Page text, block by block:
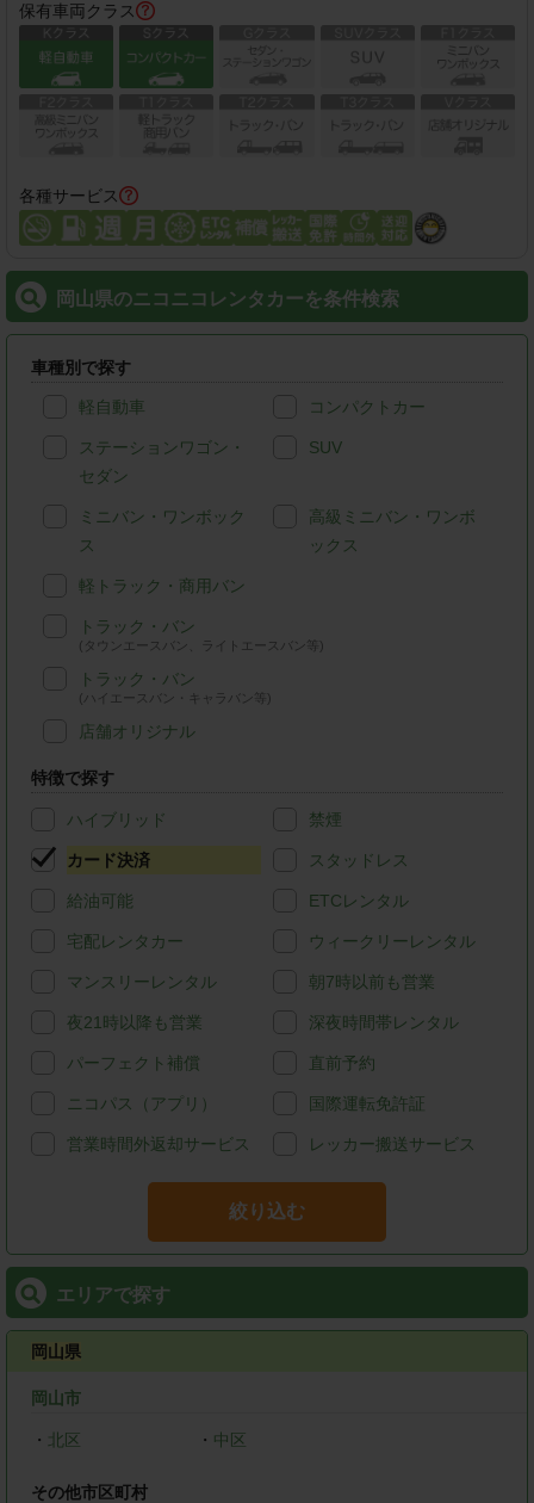
保有車両クラス
各種サービス
岡山県のニコニコレンタカーを条件検索
車種別で探す
軽自動車 コンパクトカー
ステーションワゴン・
セダン
SUV
ミニバン・ワンボック
ス
高級ミニバン・ワンボ
ックス
軽トラック・商用バン
トラック・バン
(タウンエースバン、ライトエースバン等)
トラック・バン
(ハイエースバン・キャラバン等)
店舗オリジナル
特徴で探す
ハイブリッド 禁煙
カード決済 スタッドレス
給油可能 ETCレンタル
宅配レンタカー ウィークリーレンタル
マンスリーレンタル 朝7時以前も営業
夜21時以降も営業 深夜時間帯レンタル
パーフェクト補償 直前予約
ニコパス（アプリ） 国際運転免許証
営業時間外返却サービス レッカー搬送サービス
絞り込む
エリアで探す
岡山県
岡山市
・ 北区 ・ 中区
その他市区町村